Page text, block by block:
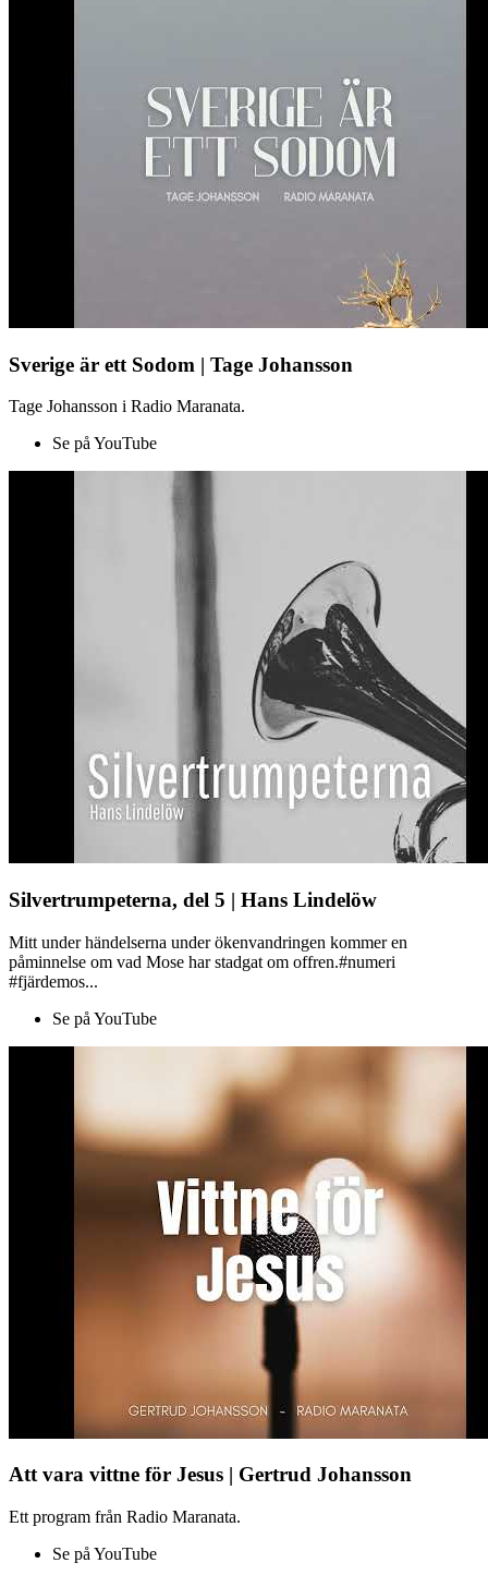
Sverige är ett Sodom | Tage Johansson
Tage Johansson i Radio Maranata.
Se på YouTube
Silvertrumpeterna, del 5 | Hans Lindelöw
Mitt under händelserna under ökenvandringen kommer en
påminnelse om vad Mose har stadgat om offren.#numeri
#fjärdemos...
Se på YouTube
Att vara vittne för Jesus | Gertrud Johansson
Ett program från Radio Maranata.
Se på YouTube